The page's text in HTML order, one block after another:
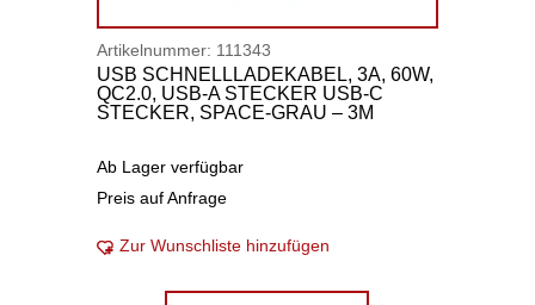
Artikelnummer: 111343
USB SCHNELLLADEKABEL, 3A, 60W,
QC2.0, USB-A STECKER USB-C
STECKER, SPACE-GRAU – 3M
Ab Lager verfügbar
Preis auf Anfrage
Zur Wunschliste hinzufügen